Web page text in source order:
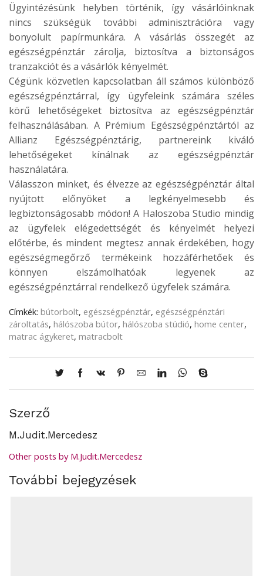
Ügyintézésünk helyben történik, így vásárlóinknak
nincs szükségük további adminisztrációra vagy
bonyolult papírmunkára. A vásárlás összegét az
egészségpénztár zárolja, biztosítva a biztonságos
tranzakciót és a vásárlók kényelmét.
Cégünk közvetlen kapcsolatban áll számos különböző
egészségpénztárral, így ügyfeleink számára széles
körű lehetőségeket biztosítva az egészségpénztár
felhasználásában. A Prémium Egészségpénztártól az
Allianz Egészségpénztárig, partnereink kiváló
lehetőségeket kínálnak az egészségpénztár
használatára.
Válasszon minket, és élvezze az egészségpénztár által
nyújtott előnyöket a legkényelmesebb és
legbiztonságosabb módon! A Haloszoba Studio mindig
az ügyfelek elégedettségét és kényelmét helyezi
előtérbe, és mindent megtesz annak érdekében, hogy
egészségmegőrző termékeink hozzáférhetőek és
könnyen elszámolhatóak legyenek az
egészségpénztárral rendelkező ügyfelek számára.
Címkék: bútorbolt, egészségpénztár, egészségpénztári
zároltatás, hálószoba bútor, hálószoba stúdió, home center,
matrac ágykeret, matracbolt
Szerző
M.Judit.Mercedesz
Other posts by M.Judit.Mercedesz
További bejegyzések